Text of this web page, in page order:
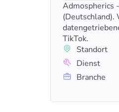
Admospherics
(Deutschland).
TikTok.
Standort
Dienst
Branche